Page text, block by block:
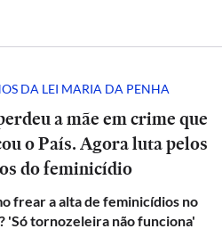
DA LEI MARIA DA PENHA
a mãe em crime que
o País. Agora luta pelos
do feminicídio
frear a alta de feminicídios no
'Só tornozeleira não funciona'